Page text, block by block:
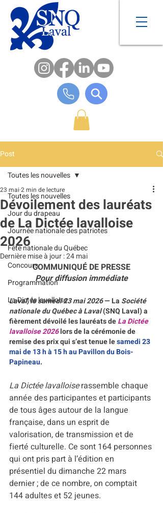
Post
Toutes les nouvelles
Jour du drapeau
Journée nationale des patriotes
Fête nationale du Québec
Concours
Programmation
La Dictée lavalloise
Toutes les nouvelles
Dévoilement des lauréats
de La Dictée lavalloise
2026
23 mai 2 min de lecture
Dernière mise à jour :24 mai
COMMUNIQUÉ DE PRESSE
Pour diffusion immédiate
Laval, le samedi 23 mai 2026 — La Société
nationale du Québec à Laval (SNQ Laval) a
fièrement dévoilé les lauréats de La Dictée
lavalloise 2026 lors de la cérémonie de
remise des prix qui s’est tenue le samedi 23
mai de 13 h à 15 h au Pavillon du Bois-
Papineau.
La Dictée lavalloise rassemble chaque
année des participantes et participants
de tous âges autour de la langue
française, dans un esprit de
valorisation, de transmission et de
fierté culturelle. Ce sont 164 personnes
qui ont pris part à l’édition en
présentiel du dimanche 22 mars
dernier ; de ce nombre, on comptait
144 adultes et 52 jeunes.